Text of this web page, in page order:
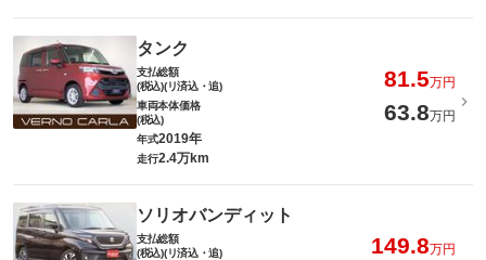
タンク
支払総額
(税込)(リ済込・追)
81.5万円
車両本体価格
(税込)
63.8万円
年式2019年
走行2.4万km
ソリオバンディット
支払総額
(税込)(リ済込・追)
149.8万円